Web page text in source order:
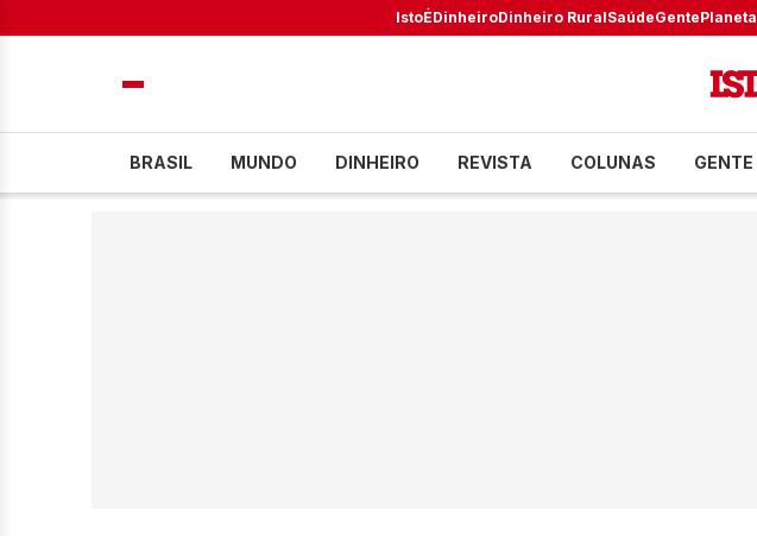
IstoÉDinheiroDinheiro RuralSaúdeGentePlaneta
BRASIL MUNDO DINHEIRO REVISTA COLUNAS GENTE